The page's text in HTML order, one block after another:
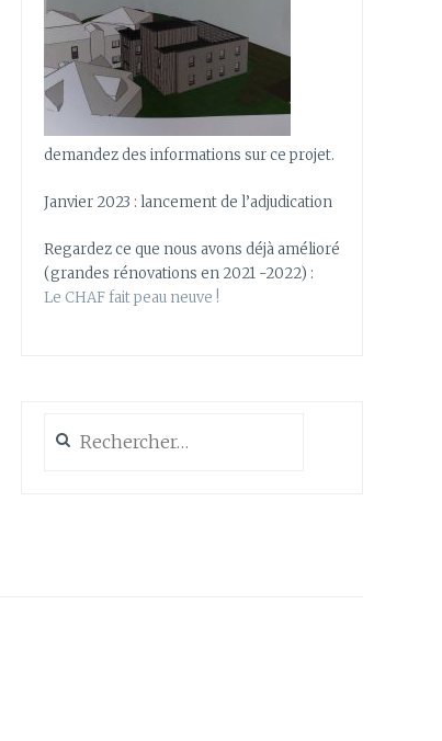
demandez des informations sur ce projet.
Janvier 2023 : lancement de l’adjudication
Regardez ce que nous avons déjà amélioré
(grandes rénovations en 2021 -2022) :
Le CHAF fait peau neuve !